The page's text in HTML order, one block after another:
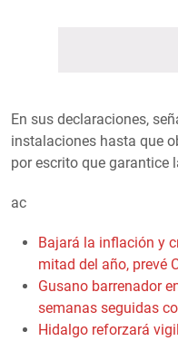
En sus declaraciones,
instalaciones hasta que
por escrito que garantice
ac
Bajará la inflación y
mitad del año, prevé
Gusano barrenador
semanas seguidas
Hidalgo reforzará